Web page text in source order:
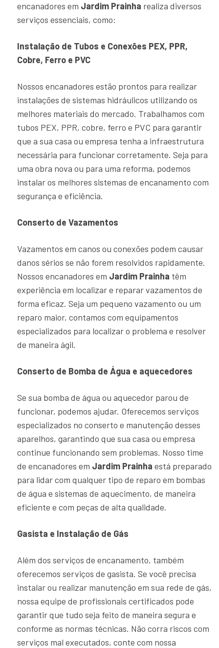
encanadores em Jardim Prainha realiza diversos
serviços essenciais, como:
Instalação de Tubos e Conexões PEX, PPR,
Cobre, Ferro e PVC
Nossos encanadores estão prontos para realizar
instalações de sistemas hidráulicos utilizando os
melhores materiais do mercado. Trabalhamos com
tubos PEX, PPR, cobre, ferro e PVC para garantir
que a sua casa ou empresa tenha a infraestrutura
necessária para funcionar corretamente. Seja para
uma obra nova ou para uma reforma, podemos
instalar os melhores sistemas de encanamento com
segurança e eficiência.
Conserto de Vazamentos
Vazamentos em canos ou conexões podem causar
danos sérios se não forem resolvidos rapidamente.
Nossos encanadores em Jardim Prainha têm
experiência em localizar e reparar vazamentos de
forma eficaz. Seja um pequeno vazamento ou um
reparo maior, contamos com equipamentos
especializados para localizar o problema e resolver
de maneira ágil.
Conserto de Bomba de Água e aquecedores
Se sua bomba de água ou aquecedor parou de
funcionar, podemos ajudar. Oferecemos serviços
especializados no conserto e manutenção desses
aparelhos, garantindo que sua casa ou empresa
continue funcionando sem problemas. Nosso time
de encanadores em Jardim Prainha está preparado
para lidar com qualquer tipo de reparo em bombas
de água e sistemas de aquecimento, de maneira
eficiente e com peças de alta qualidade.
Gasista e Instalação de Gás
Além dos serviços de encanamento, também
oferecemos serviços de gasista. Se você precisa
instalar ou realizar manutenção em sua rede de gás,
nossa equipe de profissionais certificados pode
garantir que tudo seja feito de maneira segura e
conforme as normas técnicas. Não corra riscos com
serviços mal executados, conte com nossa